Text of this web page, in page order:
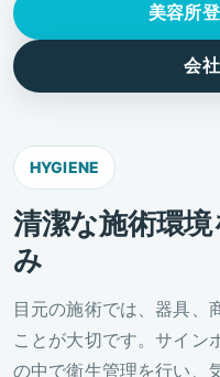
美容所
会
HYGIENE
清潔な施術環
み
目元の施術では、器具、
ことが大切です。サイン
の中で衛生管理を行い、